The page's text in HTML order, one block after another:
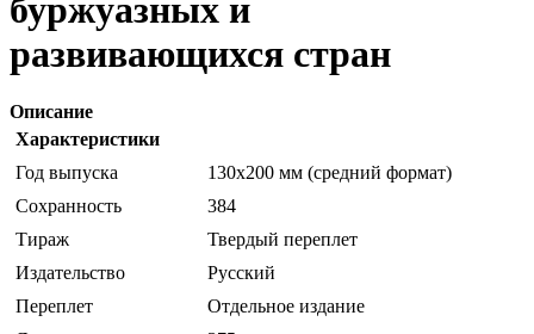
буржуазных и
развивающихся стран
Описание
Характеристики
Год выпуска
130х200 мм (средний формат)
Сохранность
384
Тираж
Твердый переплет
Издательство
Русский
Переплет
Отдельное издание